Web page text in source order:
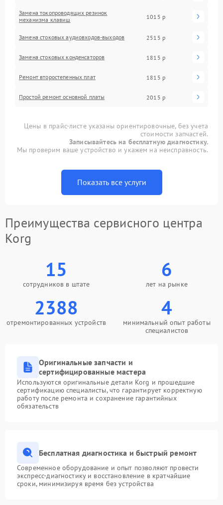
Замена токопроводящих резинок
механизма клавиш
1015 р
Замена стоковых аудиовходов-выходов 2515 р
Замена стоковых конденсаторов 1815 р
Ремонт второстепенных плат 1815 р
Простой ремонт основной платы 2015 р
Цены в прайс-листе указаны ориентировочные, без учета
стоимости запчастей.
Записывайтесь на бесплатную диагностику.
Мы проверим ваше устройство и укажем на неисправность.
Показать все услуги
Преимущества сервисного центра
Korg
15
сотрудников в штате
6
лет на рынке
2388
отремонтированных устройств
4
минимальный опыт работы
специалистов
Оригинальные запчасти и
сертифицированные мастера
Используются оригинальные детали Korg и прошедшие
сертификацию специалисты, что гарантирует корректную
работу после ремонта и сохранение гарантийных
обязательств
Бесплатная диагностика и быстрый ремонт
Современное оборудование и опыт позволяют провести
экспресс-диагностику и восстановление в кратчайшие
сроки, минимизируя время без устройства